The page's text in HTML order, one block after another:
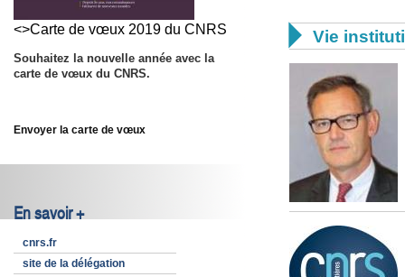
<>Carte de vœux 2019 du CNRS
Souhaitez la nouvelle année avec la
carte de vœux du CNRS.
Envoyer la carte de vœux
En savoir +
cnrs.fr
site de la délégation
 Vie